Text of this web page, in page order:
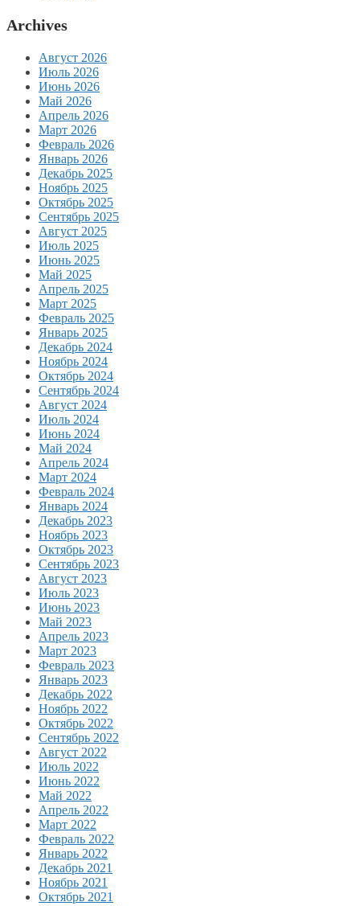
Archives
Август 2026
Июль 2026
Июнь 2026
Май 2026
Апрель 2026
Март 2026
Февраль 2026
Январь 2026
Декабрь 2025
Ноябрь 2025
Октябрь 2025
Сентябрь 2025
Август 2025
Июль 2025
Июнь 2025
Май 2025
Апрель 2025
Март 2025
Февраль 2025
Январь 2025
Декабрь 2024
Ноябрь 2024
Октябрь 2024
Сентябрь 2024
Август 2024
Июль 2024
Июнь 2024
Май 2024
Апрель 2024
Март 2024
Февраль 2024
Январь 2024
Декабрь 2023
Ноябрь 2023
Октябрь 2023
Сентябрь 2023
Август 2023
Июль 2023
Июнь 2023
Май 2023
Апрель 2023
Март 2023
Февраль 2023
Январь 2023
Декабрь 2022
Ноябрь 2022
Октябрь 2022
Сентябрь 2022
Август 2022
Июль 2022
Июнь 2022
Май 2022
Апрель 2022
Март 2022
Февраль 2022
Январь 2022
Декабрь 2021
Ноябрь 2021
Октябрь 2021